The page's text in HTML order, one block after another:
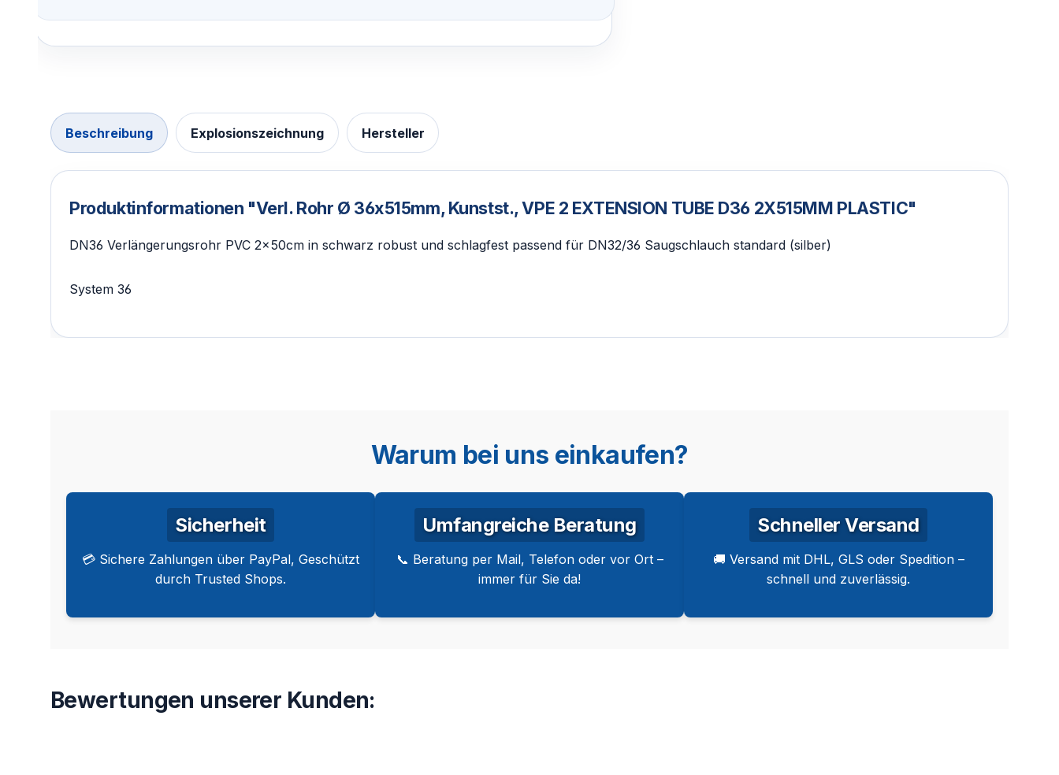
Beschreibung Explosionszeichnung Hersteller
Produktinformationen "Verl. Rohr Ø 36x515mm, Kunstst., VPE 2 EXTENSION TUBE D36 2X515MM PLASTIC"
DN36 Verlängerungsrohr PVC 2x50cm in schwarz robust und schlagfest passend für DN32/36 Saugschlauch standard (silber)
System 36
Warum bei uns einkaufen?
Sicherheit
💳 Sichere Zahlungen über PayPal, Geschützt
durch Trusted Shops.
Umfangreiche Beratung
📞 Beratung per Mail, Telefon oder vor Ort –
immer für Sie da!
Schneller Versand
🚚 Versand mit DHL, GLS oder Spedition –
schnell und zuverlässig.
Bewertungen unserer Kunden: